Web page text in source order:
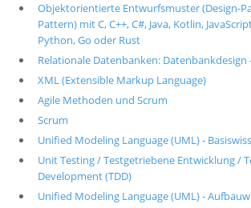
Objektorientierte Entwurfsmuster (Design-
Pattern) mit C, C++, C#, Java, Kotlin,
Python, Go oder Rust
Relationale Datenbanken: Datenbankdesign
XML (Extensible Markup Language)
Agile Methoden und Scrum
Scrum
Unified Modeling Language (UML) -
Unit Testing / Testgetriebene Entwicklung /
Development (TDD)
Unified Modeling Language (UML) -